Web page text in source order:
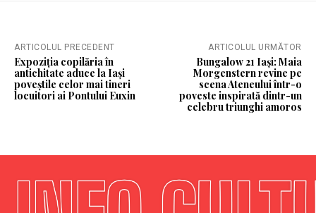
ARTICOLUL PRECEDENT
Expoziția copilăria în
antichitate aduce la Iași
poveștile celor mai tineri
locuitori ai Pontului Euxin
ARTICOLUL URMĂTOR
Bungalow 21 Iași: Maia
Morgenstern revine pe
scena Ateneului într-o
poveste inspirată dintr-un
celebru triunghi amoros